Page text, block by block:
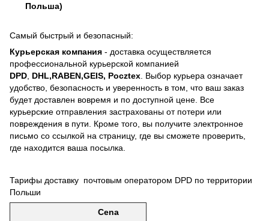
Польша)
Самый быстрый и безопасный:
Курьерская компания - доставка осуществляется
профессиональной курьерской компанией
DPD DHL,RABEN,GEIS, Pocztex . Выбор курьера означает
удобство, безопасность и уверенность в том, что ваш заказ
будет доставлен вовремя и по доступной цене. Все
курьерские отправления застрахованы от потери или
повреждения в пути. Кроме того, вы получите электронное
письмо со ссылкой на страницу, где вы сможете проверить,
где находится ваша посылка.
Тарифы доставку почтовым оператором DPD по территории
Польши
Cena